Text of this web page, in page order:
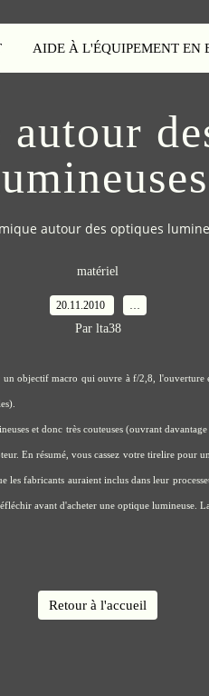
AIDE À L'ÉQUIPEMENT EN
autour des optiques
matériel
20.11.2010
Par lta38
un objectif macro qui ouvre à f/2,8, l'ouverture
et donc très couteuses (ouvrant
En résumé, vous cassez votre tirelire
fabricants auraient inclus dans leur
avant d'acheter une optique lumineuse. La
Retour à l'accueil